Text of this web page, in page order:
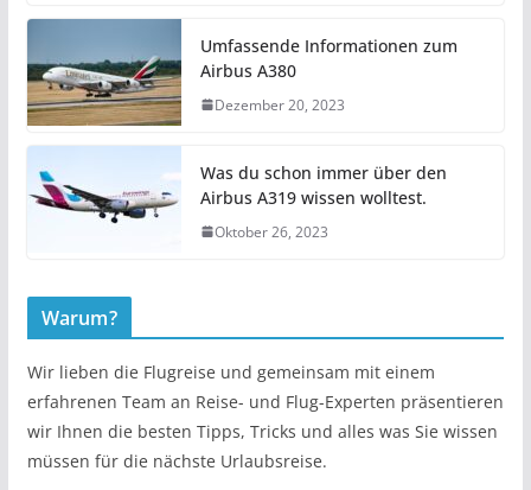
Umfassende Informationen zum
Airbus A380
Dezember 20, 2023
Was du schon immer über den
Airbus A319 wissen wolltest.
Oktober 26, 2023
Warum?
Wir lieben die Flugreise und gemeinsam mit einem
erfahrenen Team an Reise- und Flug-Experten präsentieren
wir Ihnen die besten Tipps, Tricks und alles was Sie wissen
müssen für die nächste Urlaubsreise.